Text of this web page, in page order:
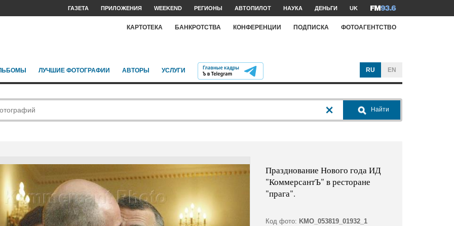
ГАЗЕТА ПРИЛОЖЕНИЯ WEEKEND РЕГИОНЫ АВТОПИЛОТ НАУКА ДЕНЬГИ UK
КАРТОТЕКА БАНКРОТСТВА КОНФЕРЕНЦИИ ПОДПИСКА ФОТОАГЕНТСТВО
ЛУЧШИЕ ФОТОГРАФИИ АВТОРЫ УСЛУГИ RU EN
Найти
Празднование Нового года ИД
"КоммерсантЪ" в ресторане
"прага".
Код фото: KMO_053819_01932_1